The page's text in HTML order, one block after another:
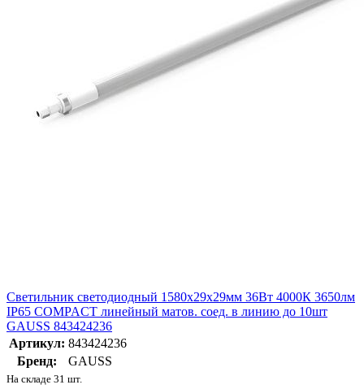
Светильник светодиодный 1580х29х29мм 36Вт 4000К 3650лм
IP65 COMPACT линейный матов. соед. в линию до 10шт
GAUSS 843424236
Артикул: 843424236
Бренд:
GAUSS
На складе 31 шт.